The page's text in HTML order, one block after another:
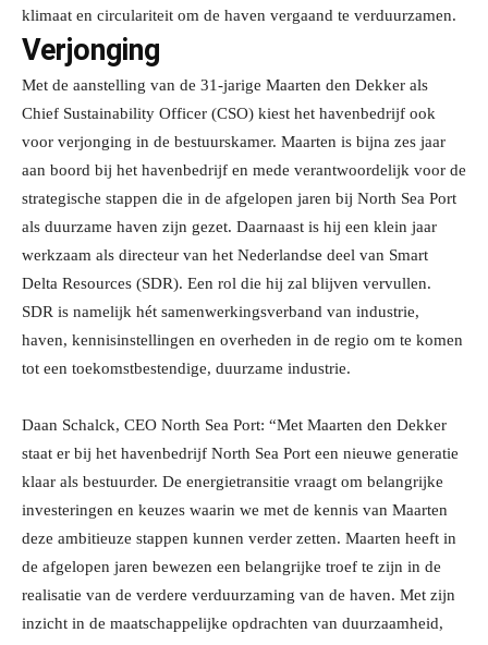
klimaat en circulariteit om de haven vergaand te verduurzamen.
Verjonging
Met de aanstelling van de 31-jarige Maarten den Dekker als
Chief Sustainability Officer (CSO) kiest het havenbedrijf ook
voor verjonging in de bestuurskamer. Maarten is bijna zes jaar
aan boord bij het havenbedrijf en mede verantwoordelijk voor de
strategische stappen die in de afgelopen jaren bij North Sea Port
als duurzame haven zijn gezet. Daarnaast is hij een klein jaar
werkzaam als directeur van het Nederlandse deel van Smart
Delta Resources (SDR). Een rol die hij zal blijven vervullen.
SDR is namelijk hét samenwerkingsverband van industrie,
haven, kennisinstellingen en overheden in de regio om te komen
tot een toekomstbestendige, duurzame industrie.
Daan Schalck, CEO North Sea Port: “Met Maarten den Dekker
staat er bij het havenbedrijf North Sea Port een nieuwe generatie
klaar als bestuurder. De energietransitie vraagt om belangrijke
investeringen en keuzes waarin we met de kennis van Maarten
deze ambitieuze stappen kunnen verder zetten. Maarten heeft in
de afgelopen jaren bewezen een belangrijke troef te zijn in de
realisatie van de verdere verduurzaming van de haven. Met zijn
inzicht in de maatschappelijke opdrachten van duurzaamheid,